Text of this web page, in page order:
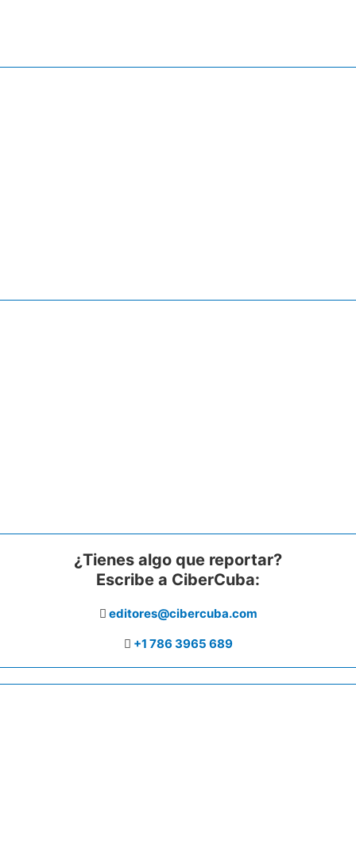
¿Tienes algo que reportar?
Escribe a CiberCuba:
editores@cibercuba.com
+1 786 3965 689